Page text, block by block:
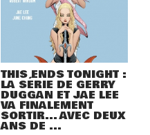
THIS ENDS TONIGHT :
LA SÉRIE DE GERRY
DUGGAN ET JAE LEE
VA FINALEMENT
SORTIR... AVEC DEUX
ANS DE ...